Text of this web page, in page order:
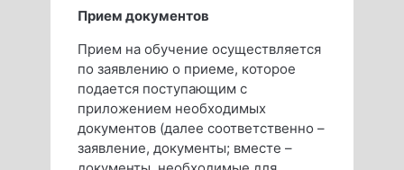
Прием документов
Прием на обучение осуществляется
по заявлению о приеме, которое
подается поступающим с
приложением необходимых
документов (далее соответственно –
заявление, документы; вместе –